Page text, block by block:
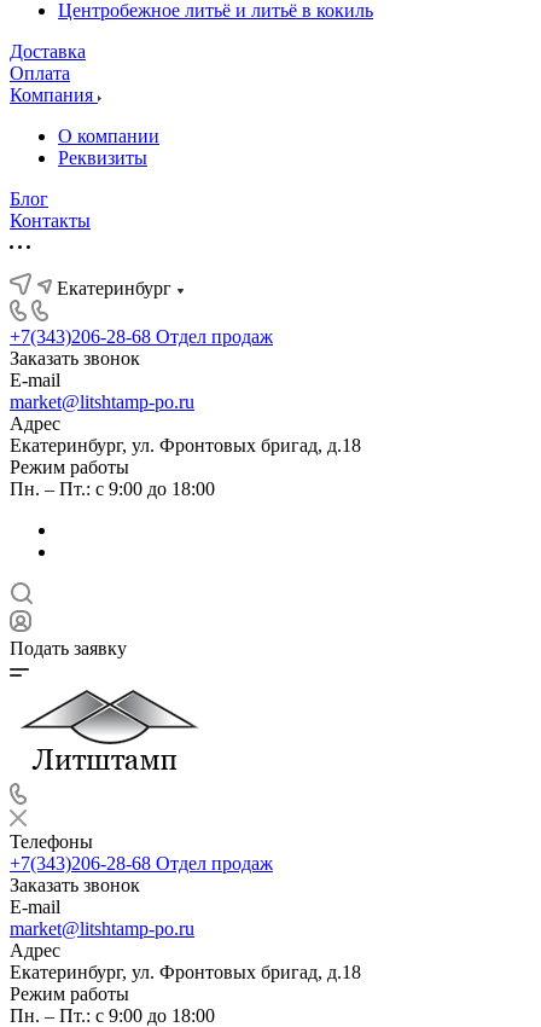
Центробежное литьё и литьё в кокиль
Доставка
Оплата
Компания
О компании
Реквизиты
Блог
Контакты
Екатеринбург
+7(343)206-28-68 Отдел продаж
Заказать звонок
E-mail
market@litshtamp-po.ru
Адрес
Екатеринбург, ул. Фронтовых бригад, д.18
Режим работы
Пн. – Пт.: с 9:00 до 18:00
Подать заявку
Телефоны
+7(343)206-28-68 Отдел продаж
Заказать звонок
E-mail
market@litshtamp-po.ru
Адрес
Екатеринбург, ул. Фронтовых бригад, д.18
Режим работы
Пн. – Пт.: с 9:00 до 18:00